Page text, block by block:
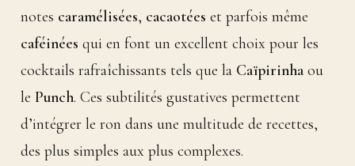
notes caramélisées, cacaotées et parfois même
caféinées qui en font un excellent choix pour les
cocktails rafraîchissants tels que la Caïpirinhaou
le Punch. Ces subtilités gustatives permettent
d’intégrer le ron dans une multitude de recettes,
des plus simples aux plus complexes.